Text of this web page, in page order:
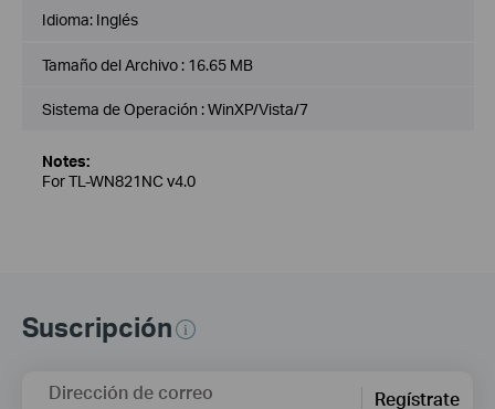
Idioma: Inglés
Tamaño del Archivo : 16.65 MB
Sistema de Operación : WinXP/Vista/7
Notes:
For TL-WN821NC v4.0
Suscripción
Dirección de correo Regístrate